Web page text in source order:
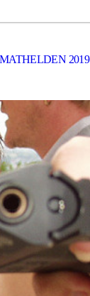
2019